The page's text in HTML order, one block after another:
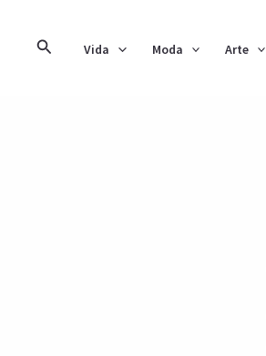
Pesquisar
Vida Moda Arte